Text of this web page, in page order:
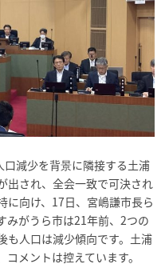
減少を背景に隣接する土浦
出され、全会一致で可決され
に向け、17日、宮嶋謙市長ら
みがうら市は21年前、2つの
も人口は減少傾向です。土浦
メントは控えています。